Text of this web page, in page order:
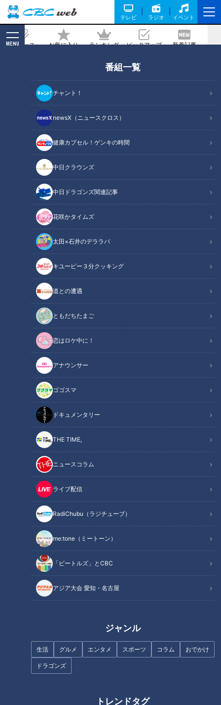
テレビ ラジオ イベント
ニュース お気に入り ランキング ピックアップ 新着記事
MENU
番組一覧
チャント！
newsX（ニュースクロス）
健康カプセル！ゲンキの時間
中日クラウンズ
中日ドラゴンズ関連記事
花咲かタイムズ
太田×石井のデララバ
キユーピー３分クッキング
道との遭遇
ともだちたまご
恋はロケ中に！
アナウンサー
ゴゴスマ
ドキュメンタリー
THE TIME,
ニュースコラム
ライブ配信
RadiChubu（ラジチューブ）
me:tone（ミートーン）
「ビートルズ」とCBC
アジア大会 愛知・名古屋
ジャンル
生活 グルメ エンタメ スポーツ コラム おでかけ
ドラゴンズ
トレンドタグ
３分クッキング】
記事に戻る
CBCテレビ：画像『キユーピー3分クッキング』
この記事の画像
この記事を見たあなたへのおすすめ
フランス人は菓子店「シャトレ
ーゼ」の店名に顔を赤らめる？
【キユーピー３分クッキング】
「卵サラダのピザトースト」の
作り方【キユーピー３分クッキ
コ”！？毎日クリスマス気分にな
れるツリーハウスも…東海の最
分クッキング】